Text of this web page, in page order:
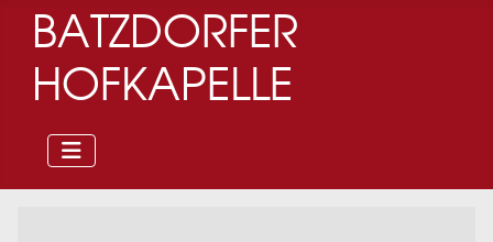
BATZDORFER
HOFKAPELLE